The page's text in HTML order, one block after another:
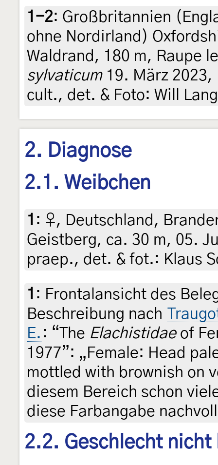
1-2: Großbritannien
ohne Nordirland)
Waldrand, 180 m, Raupe
sylvaticum19. März 2023,
cult., det. & Foto: Will
2. Diagnose
2.1. Weibchen
1 : ♀, Deutschland,
Geistberg, ca. 30 m, 05.
praep., det. & fot.: Klaus
1 : Frontalansicht des
Beschreibung nach
E. : “The Elachistidaeof
1977”: „Female: Head
mottled with brownish on
diesem Bereich schon
diese Farbangabe
2.2. Geschlecht nicht